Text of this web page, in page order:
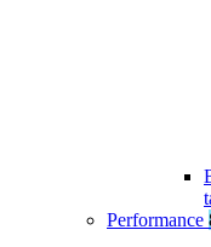
Performance